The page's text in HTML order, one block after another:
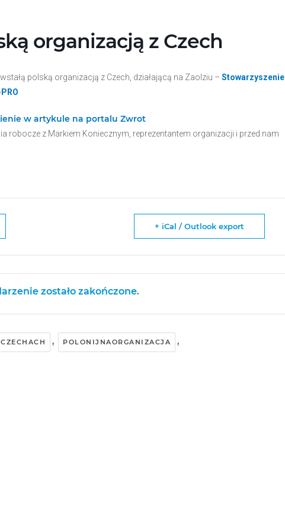
organizacją z Czech
polską organizacją z Czech, działającą na Zaolziu – Stowarzyszenie
w artykule na portalu Zwrot
robocze z Markiem Koniecznym, reprezentantem organizacji i przed nam
+ iCal / Outlook export
zostało zakończone.
, POLONIJNAORGANIZACJA ,